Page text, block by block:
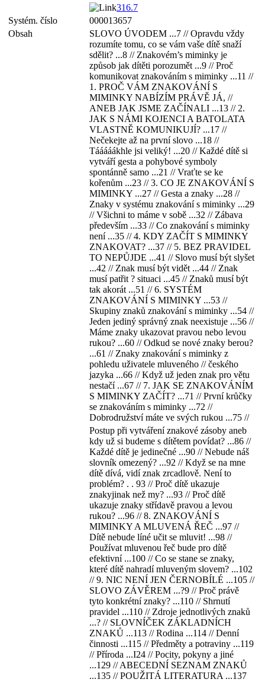
316.7
Systém. číslo
000013657
Obsah
SLOVO ÚVODEM ...7 // Opravdu vždy
rozumíte tomu, co se vám vaše dítě snaží
sdělit? ...8 // Znakovém’s miminky je
způsob jak dítěti porozumět ...9 // Proč
komunikovat znakováním s miminky ...11 //
1. PROČ VÁM ZNAKOVÁNÍ S
MIMINKY NABÍZÍM PRÁVĚ JÁ, //
ANEB JAK JSME ZAČÍNALI ...13 // 2.
JAK S NÁMI KOJENCI A BATOLATA
VLASTNĚ KOMUNIKUJÍ? ...17 //
Nečekejte až na první slovo ...18 //
Tááááákhle jsi veliký! ...20 // Každé dítě si
vytváří gesta a pohybové symboly
spontánně samo ...21 // Vraťte se ke
kořenům ...23 // 3. CO JE ZNAKOVÁNÍ S
MIMINKY ...27 // Gesta a znaky ...28 //
Znaky v systému znakování s miminky ...29
// Všichni to máme v sobě ...32 // Zábava
především ...33 // Co znakování s miminky
není ...35 // 4. KDY ZAČÍT S MIMINKY
ZNAKOVAT? ...37 // 5. BEZ PRAVIDEL
TO NEPŮJDE ...41 // Slovo musí být slyšet
...42 // Znak musí být vidět ...44 // Znak
musí patřit ? situaci ...45 // Znaků musí být
tak akorát ...51 // 6. SYSTÉM
ZNAKOVÁNÍ S MIMINKY ...53 //
Skupiny znaků znakování s miminky ...54 //
Jeden jediný správný znak neexistuje ...56 //
Máme znaky ukazovat pravou nebo levou
rukou? ...60 // Odkud se nové znaky berou?
...61 // Znaky znakování s miminky z
pohledu uživatele mluveného // českého
jazyka ...66 // Když už jeden znak pro větu
nestačí ...67 // 7. JAK SE ZNAKOVÁNÍM
S MIMINKY ZAČÍT? ...71 // První krůčky
se znakováním s miminky ...72 //
Dobrodružství máte ve svých rukou ...75 //
Postup při vytváření znakové zásoby aneb
kdy už si budeme s dítětem povídat? ...86 //
Každé dítě je jedinečné ...90 // Nebude náš
slovník omezený? ...92 // Když se na mne
dítě dívá, vidí znak zrcadlově. Není to
problém? . . 93 // Proč dítě ukazuje
znakyjinak než my? ...93 // Proč dítě
ukazuje znaky střídavě pravou a levou
rukou? ...96 // 8. ZNAKOVÁNÍ S
MIMINKY A MLUVENÁ ŘEČ ...97 //
Dítě nebude líné učit se mluvit! ...98 //
Používat mluvenou řeč bude pro dítě
efektivní ...100 // Co se stane se znaky,
které dítě nahradí mluveným slovem? ...102
// 9. NIC NENÍ JEN ČERNOBÍLÉ ...105 //
SLOVO ZÁVĚREM ...?9 // Proč právě
tyto konkrétní znaky? ...110 // Shrnutí
pravidel ...110 // Zdroje jednotlivých znaků
...? // SLOVNÍČEK ZÁKLADNÍCH
ZNAKŮ ...113 // Rodina ...114 // Denní
činnosti ...115 // Předměty a potraviny ...119
// Příroda ...I24 // Pocity, pokyny a jiné
...129 // ABECEDNÍ SEZNAM ZNAKŮ
...135 // POUŽITÁ LITERATURA ...137